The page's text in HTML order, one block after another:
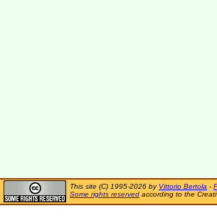
This site (C) 1995-2026 by Vittorio Bertola -
Some rights reserved according to the